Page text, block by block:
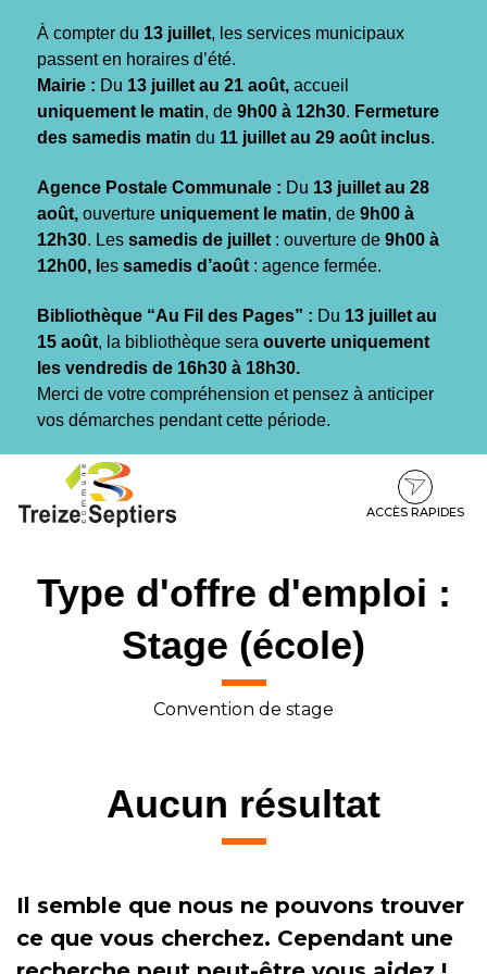
À compter du 13 juillet, les services municipaux
passent en horaires d’été.
Mairie : Du 13 juillet au 21 août, accueil
uniquement le matin, de 9h00 à 12h30. Fermeture
des samedis matin du 11 juillet au 29 août inclus.
Agence Postale Communale : Du 13 juillet au 28
août, ouverture uniquement le matin, de 9h00 à
12h30. Les samedis de juillet : ouverture de 9h00 à
12h00, l es samedis d’août : agence fermée.
Bibliothèque “Au Fil des Pages” : Du 13 juillet au
15 août, la bibliothèque sera ouverte uniquement
les vendredis de 16h30 à 18h30.
Merci de votre compréhension et pensez à anticiper
vos démarches pendant cette période.
contenu
pied
ACCÈS RAPIDES
Type d'offre d'emploi :
Stage (école)
Convention de stage
Aucun résultat
Il semble que nous ne pouvons trouver
ce que vous cherchez. Cependant une